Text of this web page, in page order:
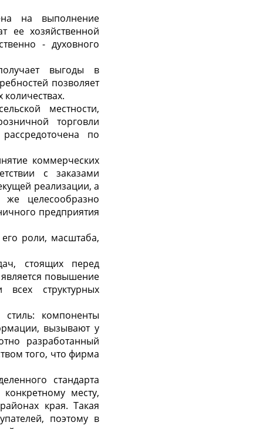
на выполнение
ее хозяйственной
- духовного
выгоды в
позволяет
местности,
торговли
по
коммерческих
с заказами
реализации, а
целесообразно
предприятия
роли, масштаба,
стоящих перед
повышение
структурных
компоненты
вызывают у
разработанный
того, что фирма
стандарта
месту,
края. Такая
поэтому в